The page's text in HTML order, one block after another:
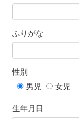
ふりがな
性別
男児
女児
生年月日